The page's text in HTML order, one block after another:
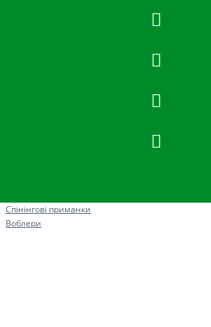
Спінінгові приманки
Воблери